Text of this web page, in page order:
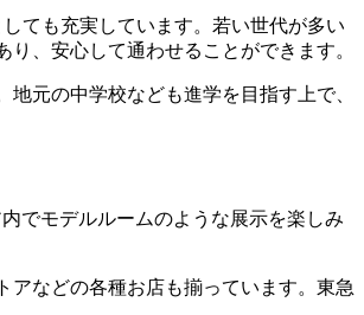
ても充実しています。若い世代が多い
、安心して通わせることができます。
元の中学校なども進学を目指す上で、
でモデルルームのような展示を楽しみ
アなどの各種お店も揃っています。東急